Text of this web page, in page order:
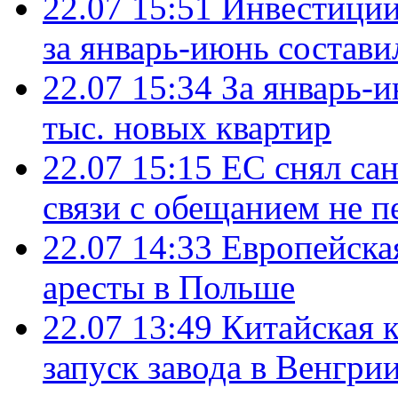
за январь-июнь
22.07 15:34 За январь-
тыс. новых квартир
22.07 15:15 ЕС снял
связи с обещанием не
22.07 14:33
аресты в Польше
22.07 13:49 Китайская
запуск завода в